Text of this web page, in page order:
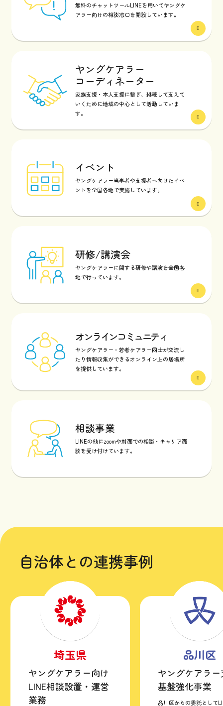
無料のチャットツールLINEを用いてヤングケ
アラー向けの相談窓口を開設しています。
ヤングケアラー
コーディネーター
家族支援・本人支援に繋ぎ、継続して支えて
いくために地域の中心として活動していま
す。
イベント
ヤングケアラー当事者や支援者へ向けたイベ
ントを全国各地で実施しています。
研修/講演会
ヤングケアラーに関する研修や講演を全国各
地で行っています。
オンラインコミュニティ
ヤングケアラー・若者ケアラー同士が交流し
たり情報収集ができるオンライン上の居場所
を提供しています。
相談事業
LINEの他にzoomや対面での相談・キャリア面
談を受け付けています。
自治体との連携事例
埼玉県
ヤングケアラー向け
LINE相談設置・運営
業務
品川区
ヤングケアラ
基盤強化事業
品川区からの委託として